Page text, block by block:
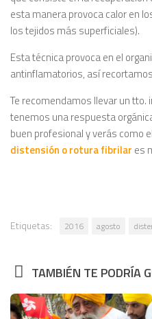
esta manera provoca calor en
los tejidos más superficiales).
Esta técnica provoca en el
antinflamatorios, así
Te recomendamos llevar un tto.
tenemos una respuesta
buen profesional y verás como
distensión o rotura fibrilar es
Etiquetas: 2016 agosto
TAMBIÉN TE PODRÍA